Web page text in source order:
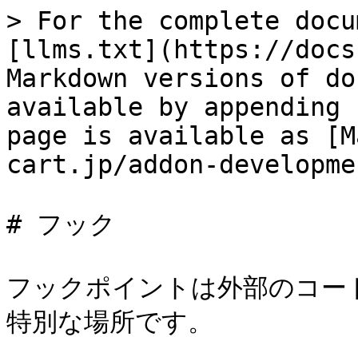
> For the complete
[llms.txt](https://
Markdown versions of
available by
page is available as
cart.jp/addon-
# フック
フックポイントは外部のコ
特別な場所です。